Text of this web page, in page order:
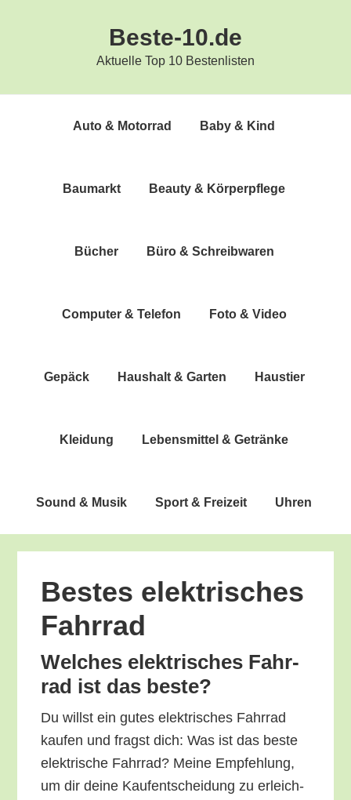
Beste-10.de
Aktuelle Top 10 Bestenlisten
Auto & Motorrad Baby & Kind
Bau­markt Beau­ty & Körperpflege
Bücher Büro & Schreibwaren
Com­pu­ter & Telefon Foto & Video
Gepäck Haus­halt & Garten Haus­tier
Klei­dung Lebens­mit­tel & Getränke
Sound & Musik Sport & Freizeit Uhren
Bes­tes elek­tri­sches
Fahrrad
Wel­ches elek­tri­sches Fahr­
rad ist das beste?
Du willst ein gutes elek­tri­sches Fahr­rad
kau­fen und fragst dich: Was ist das bes­te
elek­tri­sche Fahr­rad? Mei­ne Emp­feh­lung,
um dir dei­ne Kauf­ent­schei­dung zu erleich­